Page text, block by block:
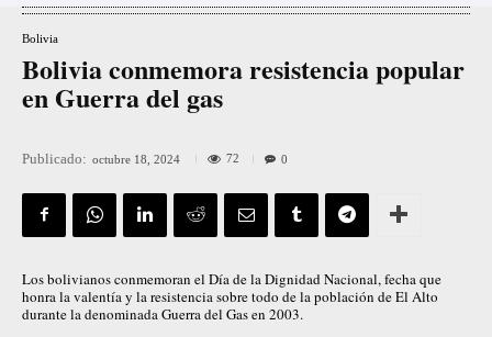
Bolivia
Bolivia conmemora resistencia popular
en Guerra del gas
Publicado: octubre 18, 2024 72 0
Los bolivianos conmemoran el Día de la Dignidad Nacional, fecha que
honra la valentía y la resistencia sobre todo de la población de El Alto
durante la denominada Guerra del Gas en 2003.